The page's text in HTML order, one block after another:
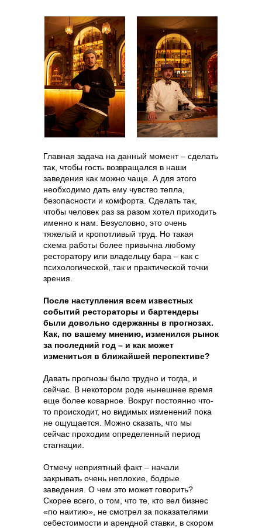
Главная задача на данный момент – сделать
так, чтобы гость возвращался в наши
заведения как можно чаще. А для этого
необходимо дать ему чувство тепла,
безопасности и комфорта. Сделать так,
чтобы человек раз за разом хотел приходить
именно к нам. Безусловно, это очень
тяжелый и кропотливый труд. Но такая
схема работы более привычна любому
ресторатору или владельцу бара – как с
психологической, так и практической точки
зрения.
После наступления всем известных
событий рестораторы и бартендеры
были довольно сдержанны в прогнозах.
Как, по вашему мнению, изменился рынок
за последний год – и как может
измениться в ближайшей перспективе?
Давать прогнозы было трудно и тогда, и
сейчас. В некотором роде нынешнее время
еще более коварное. Вокруг постоянно что-
то происходит, но видимых изменений пока
не ощущается. Можно сказать, что мы
сейчас проходим определенный период
стагнации.
Отмечу неприятный факт – начали
закрывать очень неплохие, бодрые
заведения. О чем это может говорить?
Скорее всего, о том, что те, кто вел бизнес
«по наитию», не смотрел за показателями
себестоимости и арендной ставки, в скором